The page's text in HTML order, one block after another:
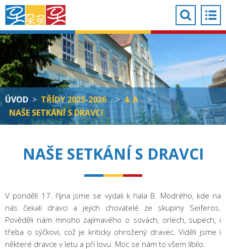
ÚVOD > TŘÍDY 2025-2026 > 4. A
>
NAŠE SETKÁNÍ S DRAVCI
NAŠE SETKÁNÍ S DRAVCI
V pondělí 17. října jsme se vydali k hala B. Modrého, kde na
nás čekali dravci a jejich chovatelé ze skupiny Seiferos.
Pověděli nám mnoho zajímavého o sovách, orlech, supech, i
třeba o sýčkovi, což je kriticky ohrožený dravec. Viděli jsme i
některé dravce v letu a při lovu. Moc se nám to všem líbilo.